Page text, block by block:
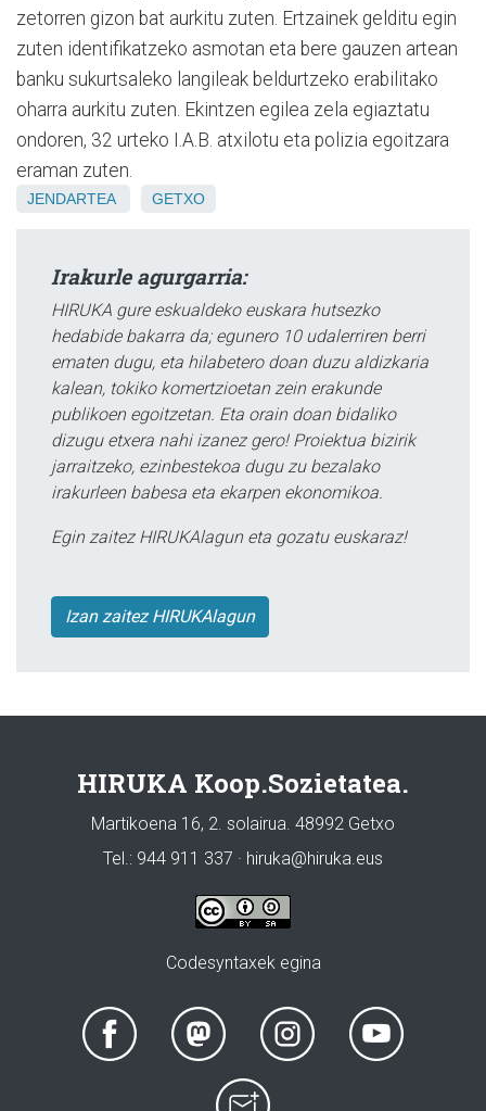
zetorren gizon bat aurkitu zuten. Ertzainek gelditu egin
zuten identifikatzeko asmotan eta bere gauzen artean
banku sukurtsaleko langileak beldurtzeko erabilitako
oharra aurkitu zuten. Ekintzen egilea zela egiaztatu
ondoren, 32 urteko I.A.B. atxilotu eta polizia egoitzara
eraman zuten.
JENDARTEA GETXO
Irakurle agurgarria:
HIRUKA gure eskualdeko euskara hutsezko
hedabide bakarra da; egunero 10 udalerriren berri
ematen dugu, eta hilabetero doan duzu aldizkaria
kalean, tokiko komertzioetan zein erakunde
publikoen egoitzetan. Eta orain doan bidaliko
dizugu etxera nahi izanez gero! Proiektua bizirik
jarraitzeko, ezinbestekoa dugu zu bezalako
irakurleen babesa eta ekarpen ekonomikoa.
Egin zaitez HIRUKAlagun eta gozatu euskaraz!
Izan zaitez HIRUKAlagun
HIRUKA Koop.Sozietatea.
Martikoena 16, 2. solairua. 48992 Getxo
Tel.: 944 911 337 · hiruka@hiruka.eus
Codesyntaxek egina